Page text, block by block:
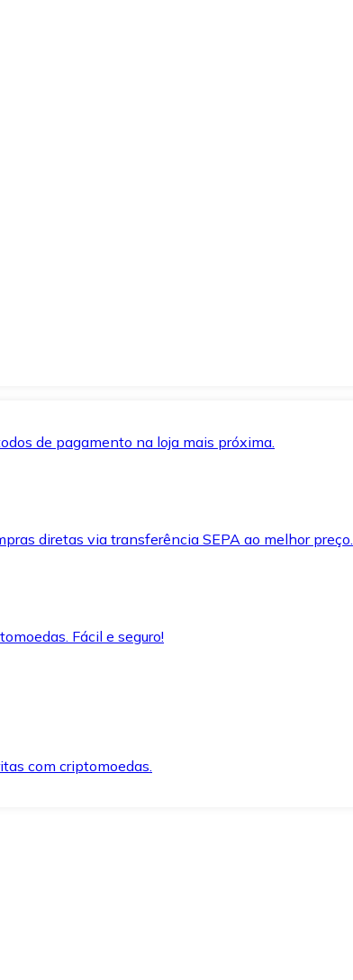
de pagamento na loja mais próxima.
diretas via transferência SEPA ao melhor preço.
Fácil e seguro!
com criptomoedas.
rápida e segura.
precisar.